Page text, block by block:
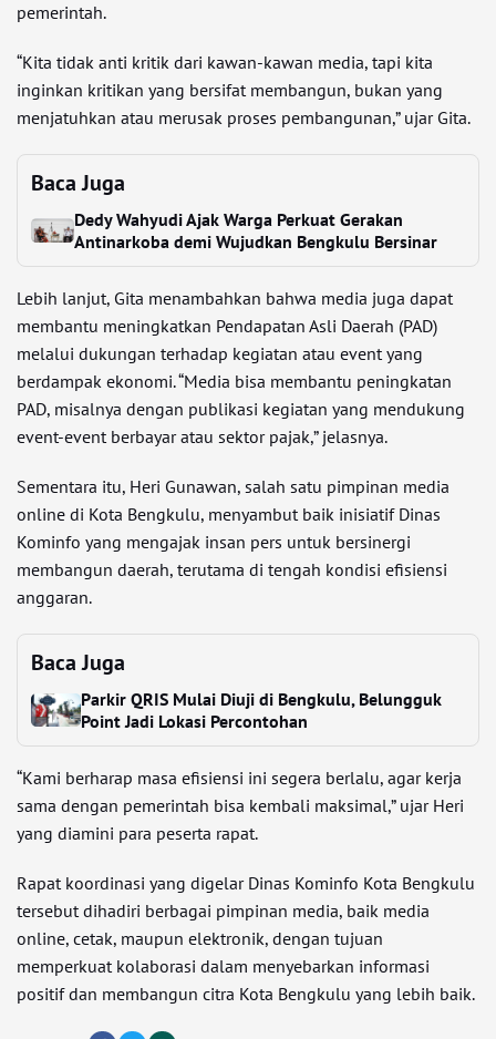
pemerintah.
“Kita tidak anti kritik dari kawan-kawan media, tapi kita
inginkan kritikan yang bersifat membangun, bukan yang
menjatuhkan atau merusak proses pembangunan,” ujar Gita.
Baca Juga
Dedy Wahyudi Ajak Warga Perkuat Gerakan
Antinarkoba demi Wujudkan Bengkulu Bersinar
Lebih lanjut, Gita menambahkan bahwa media juga dapat
membantu meningkatkan Pendapatan Asli Daerah (PAD)
melalui dukungan terhadap kegiatan atau event yang
berdampak ekonomi. “Media bisa membantu peningkatan
PAD, misalnya dengan publikasi kegiatan yang mendukung
event-event berbayar atau sektor pajak,” jelasnya.
Sementara itu, Heri Gunawan, salah satu pimpinan media
online di Kota Bengkulu, menyambut baik inisiatif Dinas
Kominfo yang mengajak insan pers untuk bersinergi
membangun daerah, terutama di tengah kondisi efisiensi
anggaran.
Baca Juga
Parkir QRIS Mulai Diuji di Bengkulu, Belungguk
Point Jadi Lokasi Percontohan
“Kami berharap masa efisiensi ini segera berlalu, agar kerja
sama dengan pemerintah bisa kembali maksimal,” ujar Heri
yang diamini para peserta rapat.
Rapat koordinasi yang digelar Dinas Kominfo Kota Bengkulu
tersebut dihadiri berbagai pimpinan media, baik media
online, cetak, maupun elektronik, dengan tujuan
memperkuat kolaborasi dalam menyebarkan informasi
positif dan membangun citra Kota Bengkulu yang lebih baik.